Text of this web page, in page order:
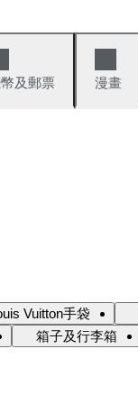
及郵票 漫畫
Vuitton手袋
箱子及行李箱